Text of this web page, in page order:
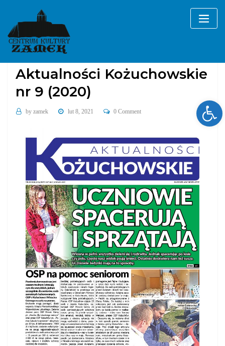
content
2020 Aktualności Kożuchowskie
Aktualności Kożuchowskie
nr 9 (2020)
by zamek lut 8, 2021 0 Comment